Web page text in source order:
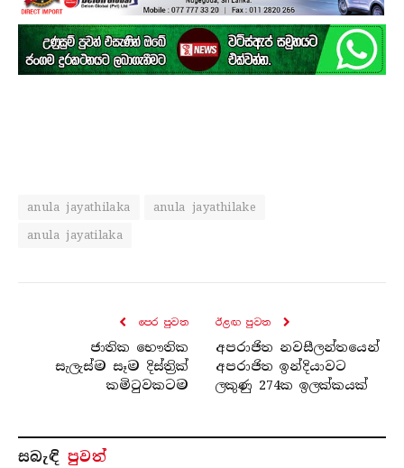
anula jayathilaka
anula jayathilake
anula jayatilaka
පෙර පුව​ත
ජාතික භෞතික
සැලැස්ම සෑම දිස්ත්‍රික්
කමිටුවකටම
ඊළඟ පුව​ත
අපරාජිත නවසීලන්තයෙන්
අපරාජිත ඉන්දියාවට
ලකුණු 274ක ඉලක්කයක්
සබැ​ඳි පුවත්